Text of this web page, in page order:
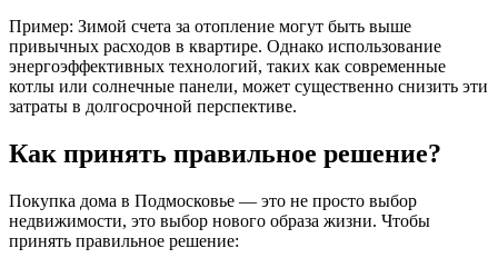
Пример: Зимой счета за отопление могут быть выше
привычных расходов в квартире. Однако использование
энергоэффективных технологий, таких как современные
котлы или солнечные панели, может существенно снизить эти
затраты в долгосрочной перспективе.
Как принять правильное решение?
Покупка дома в Подмосковье — это не просто выбор
недвижимости, это выбор нового образа жизни. Чтобы
принять правильное решение: